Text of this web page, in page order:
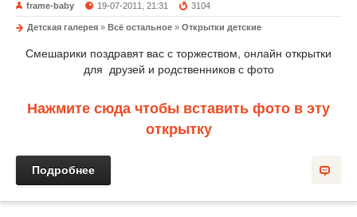
frame-baby 19-07-2011, 21:31 3104
Детская галерея » Всё остальное » Открытки детские
Смешарики поздравят вас с торжеством, онлайн открытки
для друзей и родственников с фото
Нажмите сюда чтобы вставить фото в эту
открытку
Подробнее